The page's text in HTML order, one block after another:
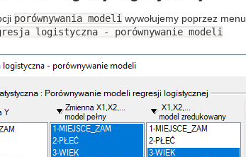
porównywania modeli wywołujemy poprzez menu
logistyczna - porównywanie modeli